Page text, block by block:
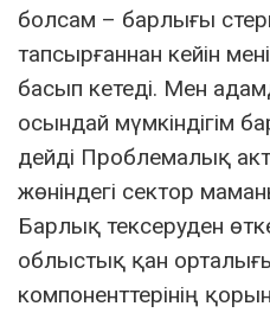
болсам – барлығы
тапсырғаннан кейін
басып кетеді. Мен
осындай мүмкіндігім
дейді Проблемалық
жөніндегі сектор
Барлық тексеруден
облыстық қан
компоненттерінің